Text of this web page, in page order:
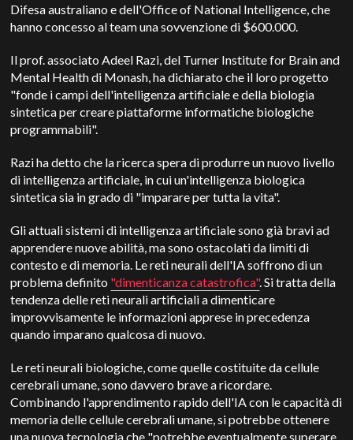
Difesa australiano e dell'Office of National Intelligence, che
hanno concesso al team una sovvenzione di $600.000.
Il prof. associato Adeel Razi, del Turner Institute for Brain and
Mental Health di Monash, ha dichiarato che il loro progetto
"fonde i campi dell'intelligenza artificiale e della biologia
sintetica per creare piattaforme informatiche biologiche
programmabili".
Razi ha detto che la ricerca spera di produrre un nuovo livello
di intelligenza artificiale, in cui un'intelligenza biologica
sintetica sia in grado di "imparare per tutta la vita".
Gli attuali sistemi di intelligenza artificiale sono già bravi ad
apprendere nuove abilità, ma sono ostacolati da limiti di
contesto e di memoria. Le reti neurali dell'IA soffrono di un
problema definito "dimenticanza catastrofica". Si tratta della
tendenza delle reti neurali artificiali a dimenticare
improvvisamente le informazioni apprese in precedenza
quando imparano qualcosa di nuovo.
Le reti neurali biologiche, come quelle costituite da cellule
cerebrali umane, sono davvero brave a ricordare.
Combinando l'apprendimento rapido dell'IA con le capacità di
memoria delle cellule cerebrali umane, si potrebbe ottenere
una nuova tecnologia che "potrebbe eventualmente superare